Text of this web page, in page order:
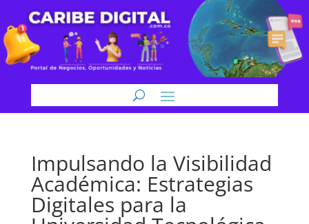
Impulsando la Visibilidad
Académica: Estrategias
Digitales para la